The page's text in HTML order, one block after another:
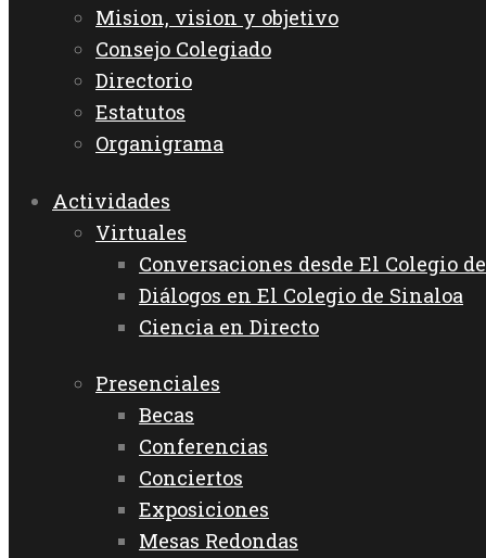
Mision, vision y objetivo
Consejo Colegiado
Directorio
Estatutos
Organigrama
Actividades
Virtuales
Conversaciones desde El Colegio
Diálogos en El Colegio de Sinaloa
Ciencia en Directo
Presenciales
Becas
Conferencias
Conciertos
Exposiciones
Mesas Redondas